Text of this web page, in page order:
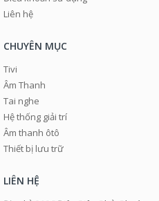
Liên hệ
CHUYÊN MỤC
Tivi
Âm Thanh
Tai nghe
Hệ thống giải trí
Âm thanh ôtô
Thiết bị lưu trữ
LIÊN HỆ